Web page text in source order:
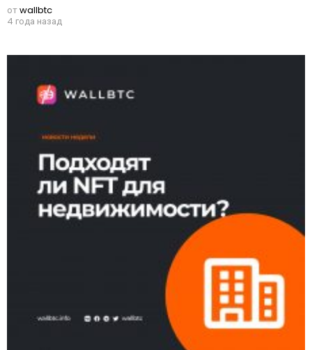
отwallbtc
4 года назад